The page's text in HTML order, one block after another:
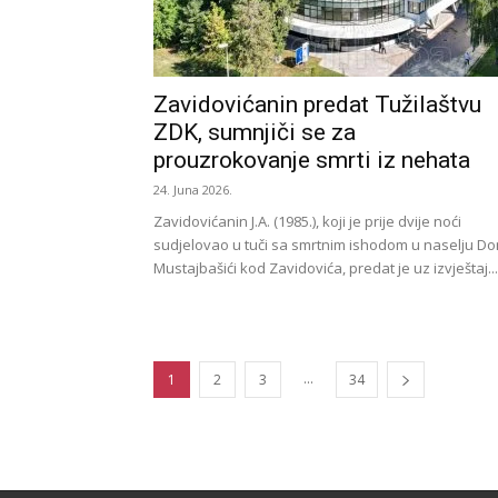
Zavidovićanin predat Tužilaštvu
ZDK, sumnjiči se za
prouzrokovanje smrti iz nehata
24. Juna 2026.
Zavidovićanin J.A. (1985.), koji je prije dvije noći
sudjelovao u tuči sa smrtnim ishodom u naselju
Mustajbašići kod Zavidovića, predat je uz izvještaj...
1 2 3 ... 34